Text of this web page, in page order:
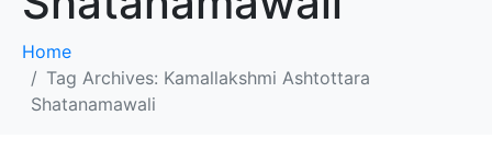
Home
Tag Archives: Kamallakshmi Ashtottara
Shatanamawali